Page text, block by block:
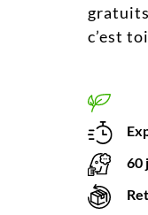
c’est toi
60